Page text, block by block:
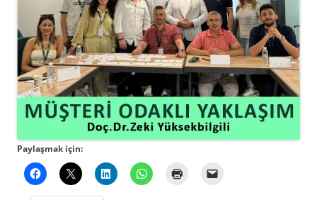
Paylaşmak için: